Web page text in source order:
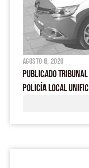
agosto 6, 2026
PUBLICADO
POLICÍA LOCAL